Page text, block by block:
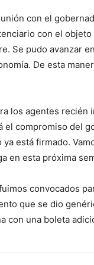
con el
con el
Se pudo avanzar
De esta
los agentes
el compromiso del
ya está firmado.
en esta próxima
convocados
que se dio
con una boleta